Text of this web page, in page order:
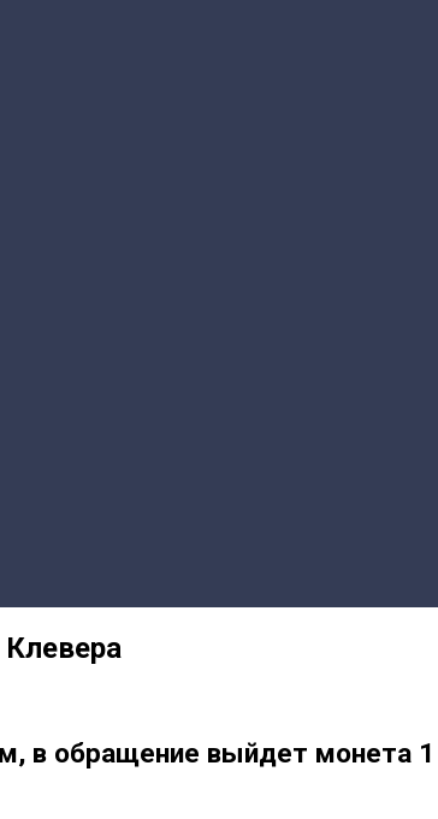
в обращение выйдет монета